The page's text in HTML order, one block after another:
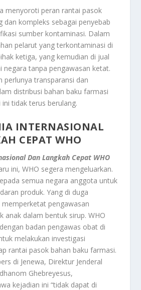
menyoroti peran rantai pasok
dan kompleks sebagai penyebab
sumber kontaminasi. Dalam
pelarut yang terkontaminasi di
ketiga, yang kemudian di jual
negara tanpa pengawasan ketat.
perlunya transparansi dan
distribusi bahan baku farmasi
tidak terus berulang.
INTERNASIONAL
CEPAT WHO
Dan Langkah Cepat WHO
ini, WHO segera mengeluarkan.
semua negara anggota untuk
produk. Yang di duga
pengawasan
anak dalam bentuk sirup. WHO
badan pengawas obat di
melakukan investigasi
rantai pasok bahan baku farmasi.
di Jenewa, Direktur Jenderal
Ghebreyesus,
kejadian ini “tidak dapat di